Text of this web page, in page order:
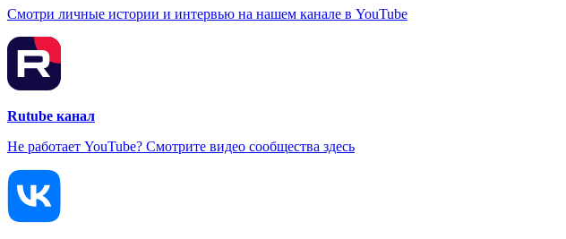
Смотри личные истории и интервью на нашем канале в YouTube
Rutube канал
Не работает YouTube? Смотрите видео сообщества здесь